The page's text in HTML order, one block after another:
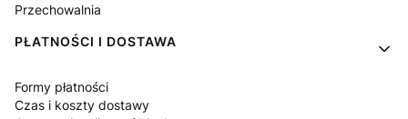
Przechowalnia
PŁATNOŚCI I DOSTAWA
Formy płatności
Czas i koszty dostawy